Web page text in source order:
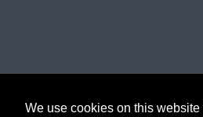
We use cookies on this website